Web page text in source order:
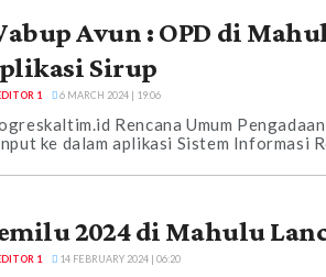
Avun : OPD di
Sirup
1 6 MARCH 2024 | 19:06
Rencana Umum
ke dalam aplikasi Sistem Informasi
2024 di Mahulu
1 14 FEBRUARY 2024 | 06:20